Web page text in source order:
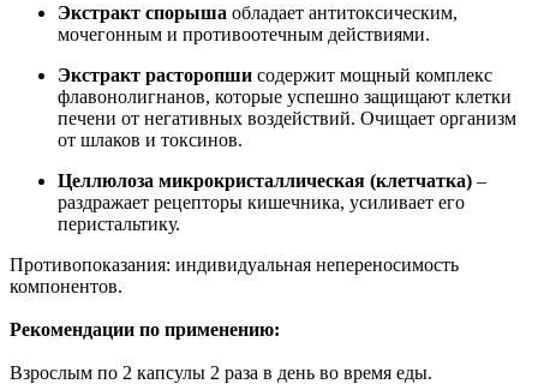
Экстракт спорыша обладает антитоксическим,
мочегонным и противоотечным действиями.
Экстракт расторопши содержит мощный комплекс
флавонолигнанов, которые успешно защищают клетки
печени от негативных воздействий. Очищает организм
от шлаков и токсинов.
Целлюлоза микрокристаллическая (клетчатка) –
раздражает рецепторы кишечника, усиливает его
перистальтику.
Противопоказания: индивидуальная непереносимость
компонентов.
Рекомендации по применению:
Взрослым по 2 капсулы 2 раза в день во время еды.